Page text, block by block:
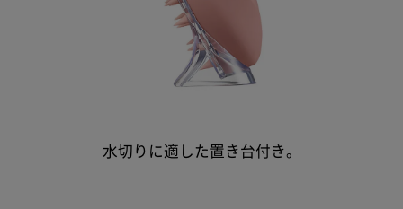
水切りに適した置き台付き。